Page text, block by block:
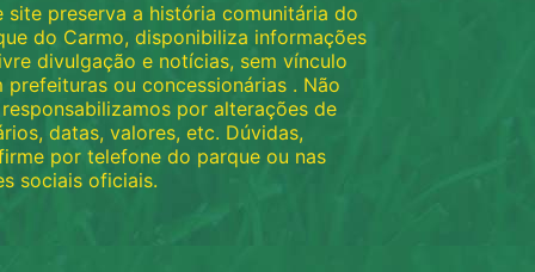
site preserva a história comunitária do
do Carmo, disponibiliza informações
divulgação e notícias, sem vínculo
prefeituras ou concessionárias . Não
por alterações de
datas, valores, etc. Dúvidas,
por telefone do parque ou nas
sociais oficiais.